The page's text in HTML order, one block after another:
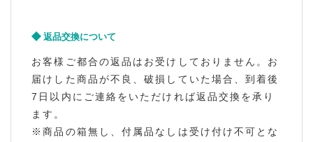
返品交換について
お客様ご都合の返品はお受けしておりません。お
届けした商品が不良、破損していた場合、到着後
7日以内にご連絡をいただければ返品交換を承り
ます。
※商品の箱無し、付属品なしは受け付け不可とな